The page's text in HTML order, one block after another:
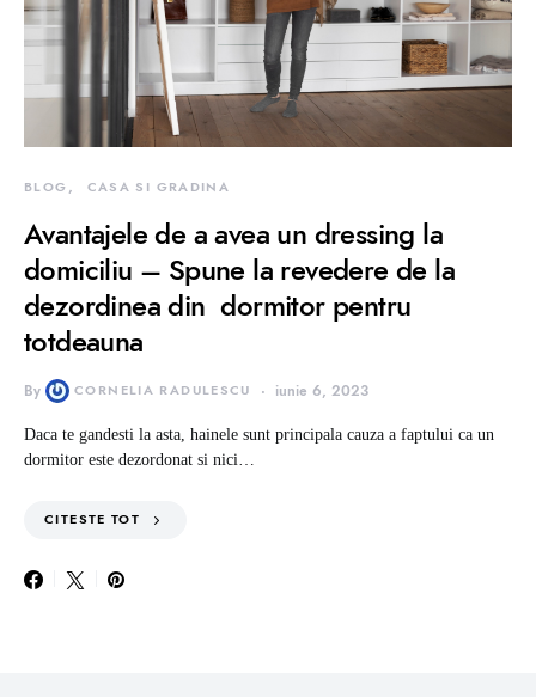
BLOG CASA SI GRADINA
Avantajele de a avea un dressing la
domiciliu – Spune la revedere de la
dezordinea din dormitor pentru
totdeauna
By CORNELIA RADULESCU iunie 6, 2023
Daca te gandesti la asta, hainele sunt principala cauza a faptului ca un
dormitor este dezordonat si nici…
CITESTE TOT